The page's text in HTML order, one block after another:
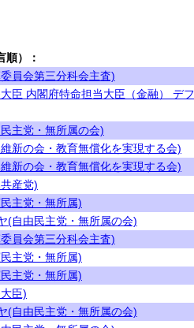
順）：
員会第三分科会主査)
臣 内閣府特命担当大臣（金融） デ
主党・無所属の会)
新の会・教育無償化を実現する会)
新の会・教育無償化を実現する会)
産党)
主党・無所属)
(自由民主党・無所属の会)
員会第三分科会主査)
主党・無所属)
主党・無所属)
臣)
(自由民主党・無所属の会)